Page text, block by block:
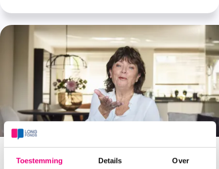
Toestemming Details Over